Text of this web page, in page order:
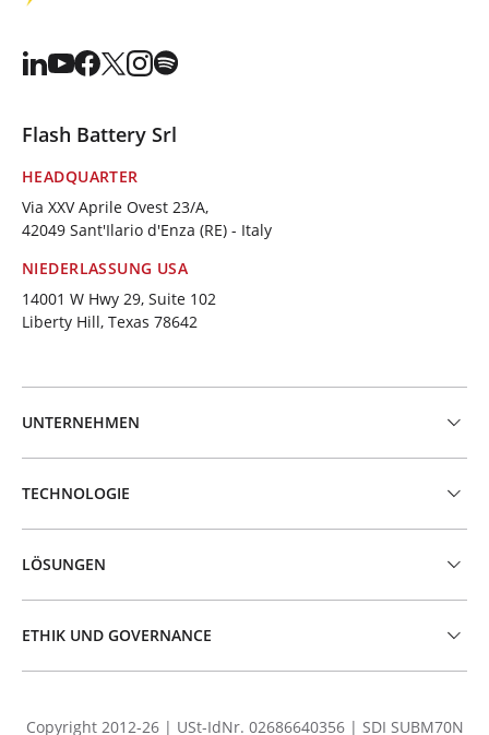
Flash Battery Srl
HEADQUARTER
Via XXV Aprile Ovest 23/A,
42049 Sant'Ilario d'Enza (RE) - Italy
NIEDERLASSUNG USA
14001 W Hwy 29, Suite 102
Liberty Hill, Texas 78642
UNTERNEHMEN
TECHNOLOGIE
LÖSUNGEN
ETHIK UND GOVERNANCE
Copyright 2012-26 | USt-IdNr. 02686640356 | SDI SUBM70N